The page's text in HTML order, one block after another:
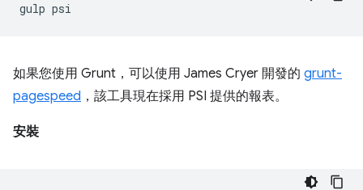
gulp
如果您使用 Grunt，可以使用 James Cryer 開發的 grunt-
pagespeed ，該工具現在採用 PSI 提供的報表。
安裝